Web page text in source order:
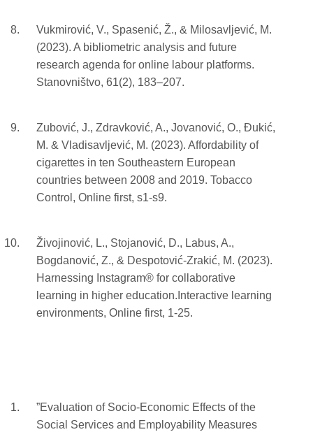
Vukmirović, V., Spasenić, Ž., & Milosavljević, M.
(2023). A bibliometric analysis and future
research agenda for online labour platforms.
Stanovništvo, 61(2), 183–207.
Zubović, J., Zdravković, A., Jovanović, O., Đukić,
M. & Vladisavljević, M. (2023). Affordability of
cigarettes in ten Southeastern European
countries between 2008 and 2019. Tobacco
Control, Online first, s1-s9.
Živojinović, L., Stojanović, D., Labus, A.,
Bogdanović, Z., & Despotović-Zrakić, M. (2023).
Harnessing Instagram® for collaborative
learning in higher education.Interactive learning
environments, Online first, 1-25.
”Evaluation of Socio-Economic Effects of the
Social Services and Employability Measures